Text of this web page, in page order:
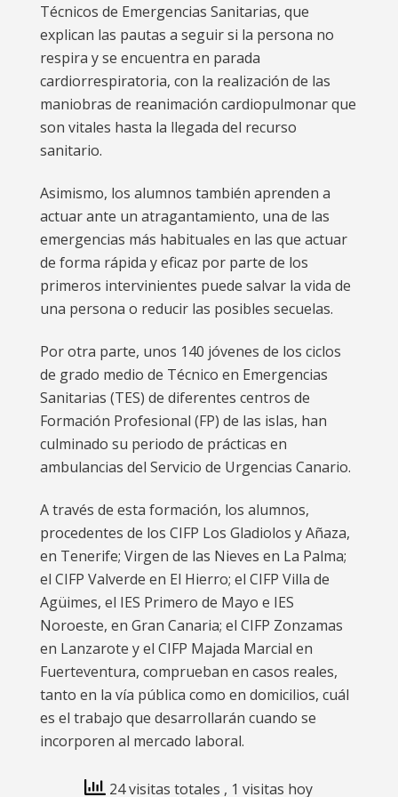
Técnicos de Emergencias Sanitarias, que
explican las pautas a seguir si la persona no
respira y se encuentra en parada
cardiorrespiratoria, con la realización de las
maniobras de reanimación cardiopulmonar que
son vitales hasta la llegada del recurso
sanitario.
Asimismo, los alumnos también aprenden a
actuar ante un atragantamiento, una de las
emergencias más habituales en las que actuar
de forma rápida y eficaz por parte de los
primeros intervinientes puede salvar la vida de
una persona o reducir las posibles secuelas.
Por otra parte, unos 140 jóvenes de los ciclos
de grado medio de Técnico en Emergencias
Sanitarias (TES) de diferentes centros de
Formación Profesional (FP) de las islas, han
culminado su periodo de prácticas en
ambulancias del Servicio de Urgencias Canario.
A través de esta formación, los alumnos,
procedentes de los CIFP Los Gladiolos y Añaza,
en Tenerife; Virgen de las Nieves en La Palma;
el CIFP Valverde en El Hierro; el CIFP Villa de
Agüimes, el IES Primero de Mayo e IES
Noroeste, en Gran Canaria; el CIFP Zonzamas
en Lanzarote y el CIFP Majada Marcial en
Fuerteventura, comprueban en casos reales,
tanto en la vía pública como en domicilios, cuál
es el trabajo que desarrollarán cuando se
incorporen al mercado laboral.
24 visitas totales , 1 visitas hoy